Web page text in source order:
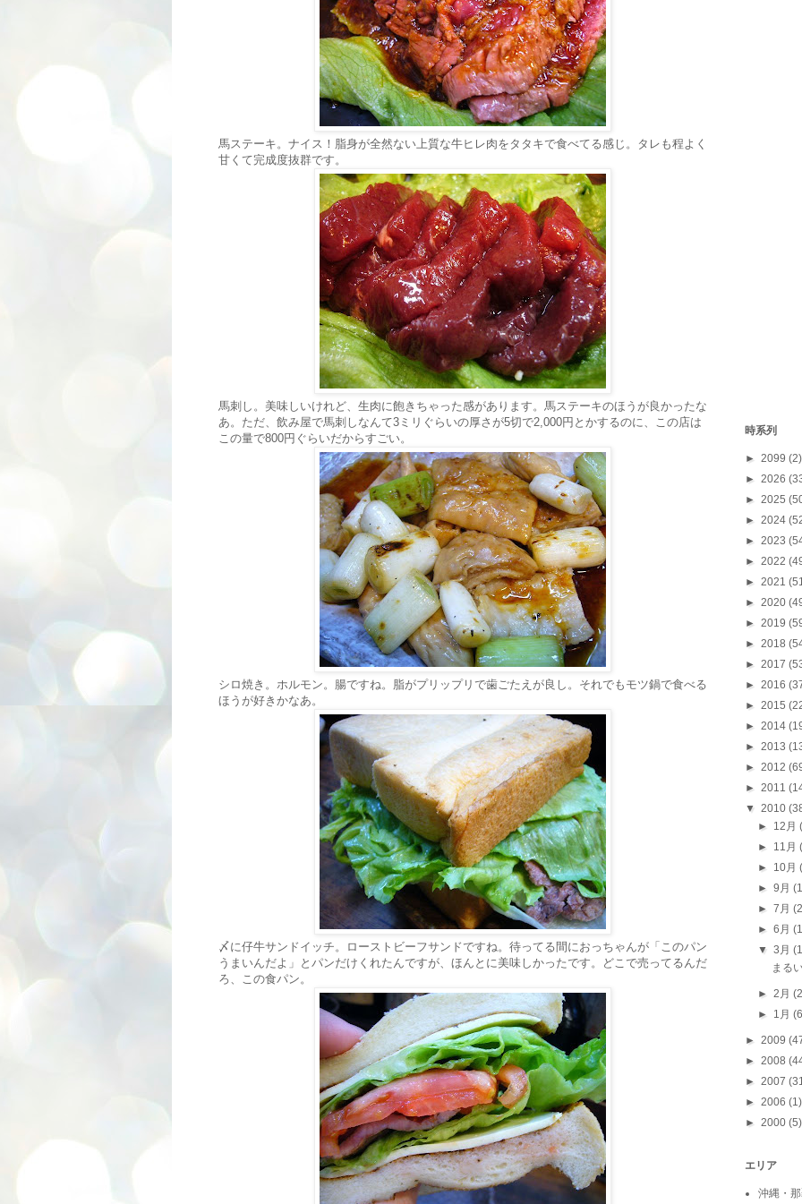
馬ステーキ。ナイス！脂身が全然ない上質な牛ヒレ肉をタタキで食べてる感じ。タレも程よく
甘くて完成度抜群です。
馬刺し。美味しいけれど、生肉に飽きちゃった感があります。馬ステーキのほうが良かったな
あ。ただ、飲み屋で馬刺しなんて3ミリぐらいの厚さが5切で2,000円とかするのに、この店は
この量で800円ぐらいだからすごい。
シロ焼き。ホルモン。腸ですね。脂がプリップリで歯ごたえが良し。それでもモツ鍋で食べる
ほうが好きかなあ。
〆に仔牛サンドイッチ。ローストビーフサンドですね。待ってる間におっちゃんが「このパン
うまいんだよ」とパンだけくれたんですが、ほんとに美味しかったです。どこで売ってるんだ
ろ、この食パン。
時系列
► 2099 (2)
► 2026
► 2025
► 2024
► 2023
► 2022
► 2021
► 2020
► 2019
► 2018
► 2017
► 2016
► 2015
► 2014
► 2013
► 2012
► 2011
▼ 2010
► 12月
► 11月
► 10月
►9月
►7月
►6月
▼3月
まる
►2月
► 1月
► 2009
► 2008
► 2007
► 2006 (1)
► 2000 (5)
エリア
沖縄・